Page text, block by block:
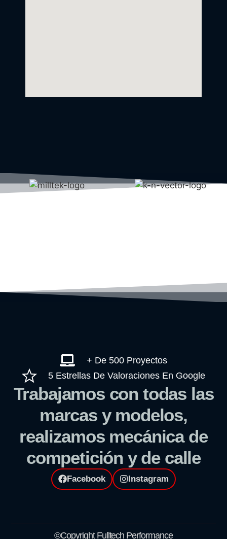
+ De 500 Proyectos
5 Estrellas De Valoraciones En Google
Trabajamos con todas las
marcas y modelos,
realizamos mecánica de
competición y de calle
Facebook Instagram
©Copyright Fulltech Performance